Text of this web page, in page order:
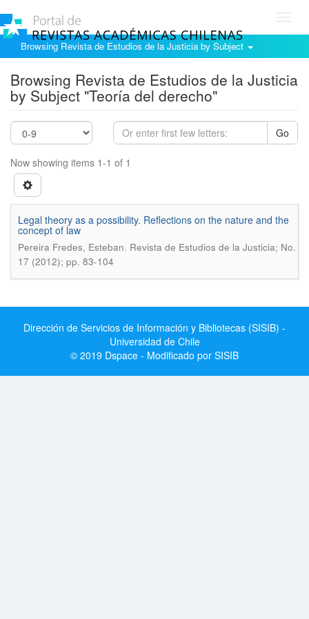
Browsing Revista de Estudios de la Justicia by Subject
Browsing Revista de Estudios de la Justicia
by Subject "Teoría del derecho"
Go
Now showing items 1-1 of 1
Legal theory as a possibility. Reflections on the nature and the
concept of law
Pereira Fredes, Esteban. Revista de Estudios de la Justicia; No.
17 (2012); pp. 83-104
Dirección de Servicios de Información y Bibliotecas (SISIB) -
Universidad de Chile
© 2019 Dspace - Modificado por SISIB